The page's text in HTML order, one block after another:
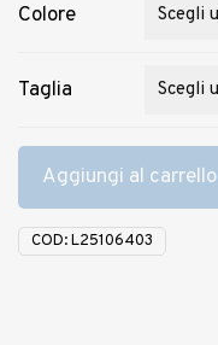
Colore
Taglia
Aggiungi al carrello
COD:L25106403